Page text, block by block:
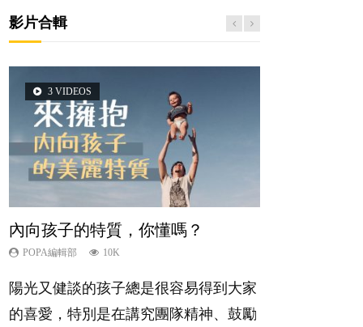
影片合輯
3 VIDEOS
內向孩子的特質，你懂嗎？
POPA編輯部 10K
陽光又健談的孩子總是很容易得到大家
的喜愛，特別是在講究團隊精神、鼓勵
2 VIDEOS
想孩子學好外語，點做好？
POPA編輯部 9.9K
有人話學多種語言越早開始越好，有人
卻說一時間太多語言，會令孩子感到混
5 VIDEOS
夫妻必看！經營婚姻，沒捷徑
POPA編輯部 22.9K
你是不是也曾經以為只要跟相愛的人結
婚，就自然能走到白頭，但生了孩子卻
6 VIDEOS
孩子能力天注定？
POPA編輯部 7.9K
很多父母都希望孩子係個「叻仔叻
女」，學業別太差，日常自理井井有
6 VIDEOS
愛孩子也別忘了愛自己，父母如何
關顧自己的身心靈？
照顧孩子衣食住行、陪同兒女應對功課